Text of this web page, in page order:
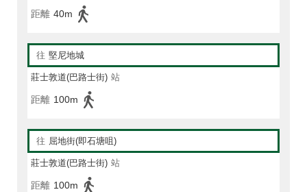
距離 40m
往 堅尼地城
莊士敦道(巴路士街) 站
距離 100m
往 屈地街(即石塘咀)
莊士敦道(巴路士街) 站
距離 100m